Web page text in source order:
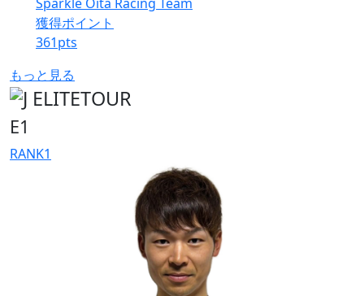
獲得ポイント
361pts
もっと見る
E1
RANK1